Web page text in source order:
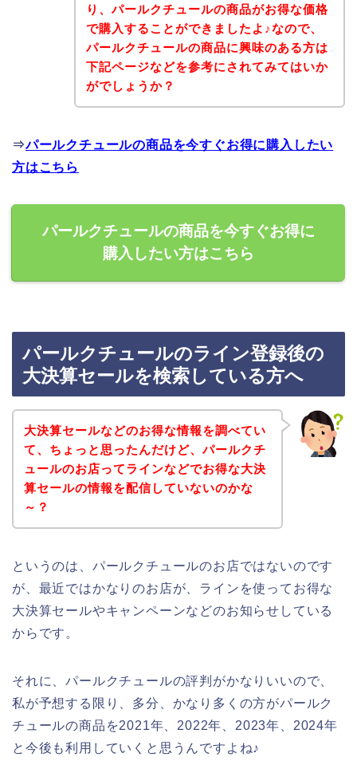
り、パールクチュールの商品がお得な価格
で購入することができましたよ♪なので、
パールクチュールの商品に興味のある方は
下記ページなどを参考にされてみてはいか
がでしょうか？
⇒パールクチュールの商品を今すぐお得に購入したい
方はこちら
パールクチュールの商品を今すぐお得に
購入したい方はこちら
パールクチュールのライン登録後の
大決算セールを検索している方へ
大決算セールなどのお得な情報を調べてい
て、ちょっと思ったんだけど、パールクチ
ュールのお店ってラインなどでお得な大決
算セールの情報を配信していないのかな
～？
というのは、パールクチュールのお店ではないのです
が、最近ではかなりのお店が、ラインを使ってお得な
大決算セールやキャンペーンなどのお知らせしている
からです。
それに、パールクチュールの評判がかなりいいので、
私が予想する限り、多分、かなり多くの方がパールク
チュールの商品を2021年、2022年、2023年、2024年
と今後も利用していくと思うんですよね♪